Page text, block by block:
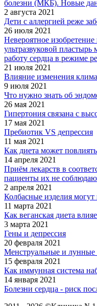
болезни (МКБ). Новые
2 августа 2021
Дети с аллергией реже
26 июля 2021
Невероятное
ультразвуковой
работу сердца в режиме
21 июля 2021
Влияние изменения
9 июля 2021
Что нужно знать об
26 мая 2021
Гипертония связана с
17 мая 2021
Пребиотик VS депрессия
11 мая 2021
Как диета может
14 апреля 2021
Приём лекарств в
пациенты их не
2 апреля 2021
Колбасные изделия
11 марта 2021
Как веганская диета
3 марта 2021
Гены и депрессия
20 февраля 2021
Менструальные и лунные
15 февраля 2021
Как иммунная система
14 января 2021
Болезни сердца - риск